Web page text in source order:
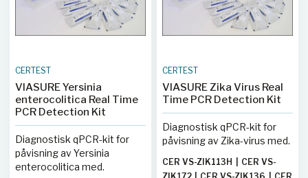
CERTEST
VIASURE Yersinia
enterocolitica Real Time
PCR Detection Kit
Diagnostisk qPCR-kit for
påvisning av Yersinia
enterocolitica med.
CERTEST
VIASURE Zika Virus Real
Time PCR Detection Kit
Diagnostisk qPCR-kit for
påvisning av Zika-virus med.
CER VS-ZIK113H
CER VS-